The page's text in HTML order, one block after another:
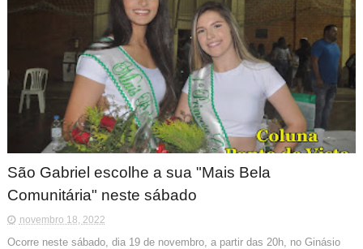
São Gabriel escolhe a sua "Mais Bela
Comunitária" neste sábado
novembro 18, 2022
Ocorre neste sábado, dia 19 de novembro, a partir das 20h, no Ginásio